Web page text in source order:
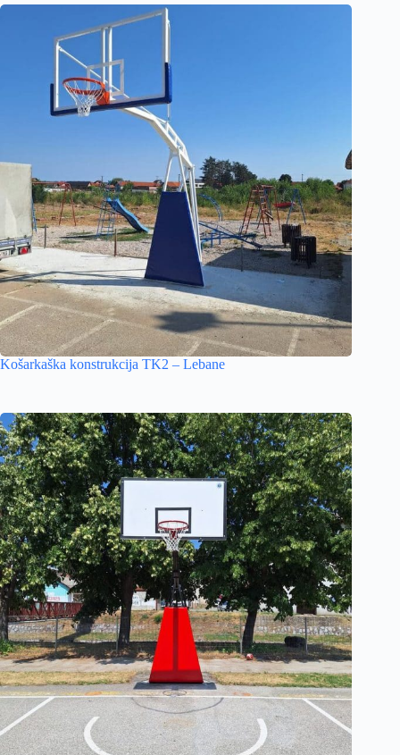
Košarkaška konstrukcija TK2 – Lebane